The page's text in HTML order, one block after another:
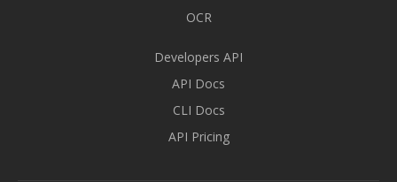
OCR
Developers API
API Docs
CLI Docs
API Pricing